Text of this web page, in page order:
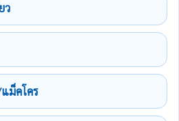
ว
ม็คโคร